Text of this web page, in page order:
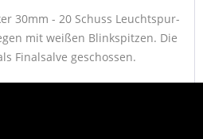
30mm - 20 Schuss Leuchtspur-
mit weißen Blinkspitzen. Die
Finalsalve geschossen.